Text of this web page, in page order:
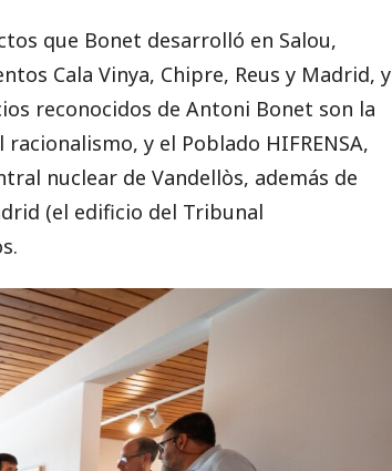
que Bonet desarrolló en Salou,
Cala Vinya, Chipre, Reus y Madrid, y
reconocidos de Antoni Bonet son la
y el Poblado HIFRENSA,
nuclear de Vandellòs, además de
(el edificio del Tribunal